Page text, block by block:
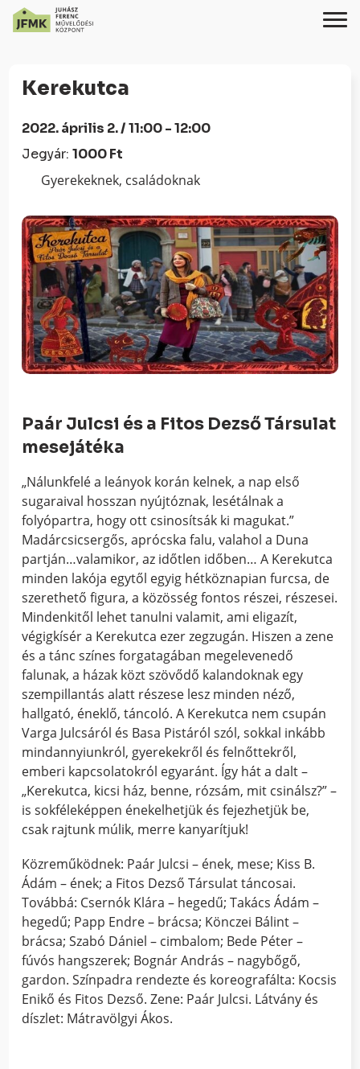
Content
navigációhozKerekutca
2022. április 2. / 11:00 - 12:00
Jegyár:1000 Ft
Gyerekeknek, családoknak
Paár Julcsi és a Fitos Dezső Társulat
mesejátéka
„Nálunkfelé a leányok korán kelnek, a nap első
sugaraival hosszan nyújtóznak, lesétálnak a
folyópartra, hogy ott csinosítsák ki magukat.”
Madárcsicsergős, aprócska falu, valahol a Duna
partján…valamikor, az időtlen időben… A Kerekutca
minden lakója egytől egyig hétköznapian furcsa, de
szerethető figura, a közösség fontos részei, részesei.
Mindenkitől lehet tanulni valamit, ami eligazít,
végigkísér a Kerekutca ezer zegzugán. Hiszen a zene
és a tánc színes forgatagában megelevenedő
falunak, a házak közt szövődő kalandoknak egy
szempillantás alatt részese lesz minden néző,
hallgató, éneklő, táncoló. A Kerekutca nem csupán
Varga Julcsáról és Basa Pistáról szól, sokkal inkább
mindannyiunkról, gyerekekről és felnőttekről,
emberi kapcsolatokról egyaránt. Így hát a dalt –
„Kerekutca, kicsi ház, benne, rózsám, mit csinálsz?” –
is sokféleképpen énekelhetjük és fejezhetjük be,
csak rajtunk múlik, merre kanyarítjuk!
Közreműködnek: Paár Julcsi – ének, mese; Kiss B.
Ádám – ének; a Fitos Dezső Társulat táncosai.
Továbbá: Csernók Klára – hegedű; Takács Ádám –
hegedű; Papp Endre – brácsa; Könczei Bálint –
brácsa; Szabó Dániel – cimbalom; Bede Péter –
fúvós hangszerek; Bognár András – nagybőgő,
gardon. Színpadra rendezte és koreografálta: Kocsis
Enikő és Fitos Dezső. Zene: Paár Julcsi. Látvány és
díszlet: Mátravölgyi Ákos.